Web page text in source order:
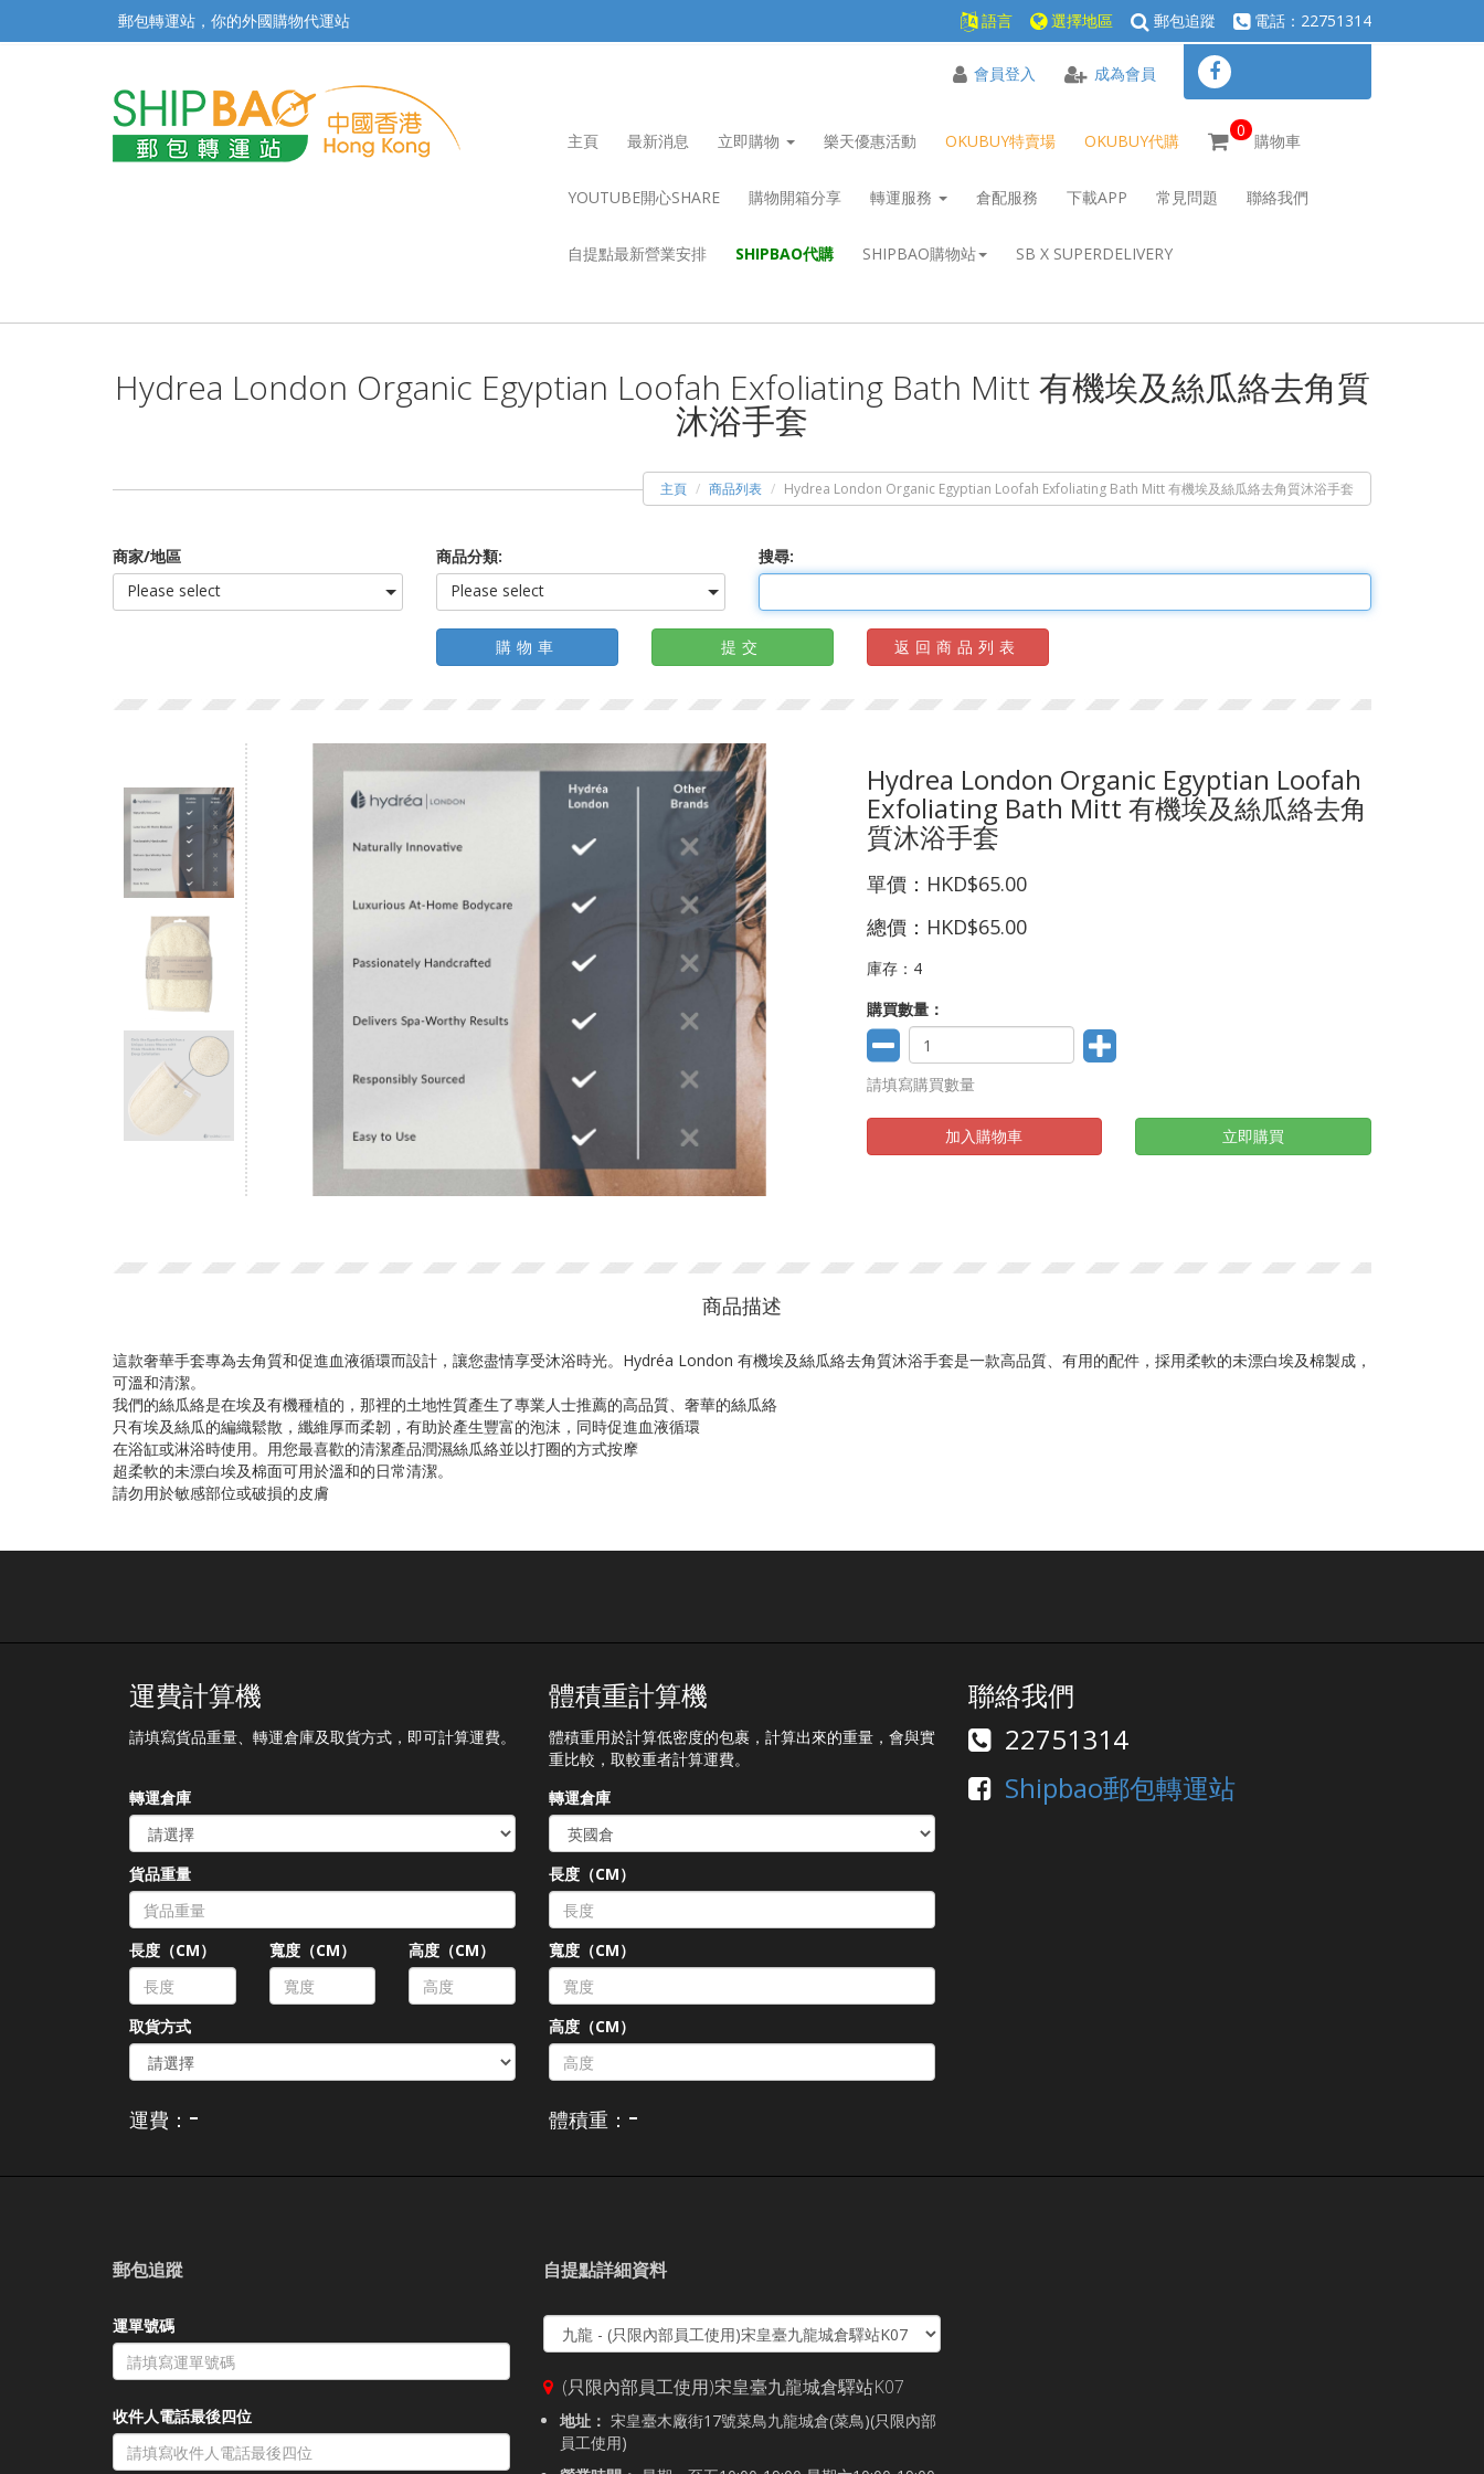
郵包轉運站，你的外國購物代運站 語言 選擇地區 郵包追蹤 電話：22751314
主頁 最新消息 立即購物 樂天優惠活動 OKUBUY特賣場 OKUBUY代購
0
購物車
YOUTUBE開心SHARE 購物開箱分享 轉運服務 倉配服務 下載APP 常見問題 聯絡我們
自提點最新營業安排 SHIPBAO代購 SHIPBAO購物站 SB X SUPERDELIVERY
會員登入 成為會員
Hydrea London Organic Egyptian Loofah Exfoliating Bath Mitt 有機埃及絲瓜絡去角質
沐浴手套
主頁 商品列表 Hydrea London Organic Egyptian Loofah Exfoliating Bath Mitt 有機埃及絲瓜絡去角質沐浴手套
商家/地區
Please select
商品分類:
Please select
搜尋:
購物車 提交 返回商品列表
Hydrea London Organic Egyptian Loofah
Exfoliating Bath Mitt 有機埃及絲瓜絡去角
質沐浴手套
單價： HKD$65.00
總價： HKD$65.00
庫存： 4
購買數量：
請填寫購買數量
加入購物車 立即購買
商品描述
這款奢華手套專為去角質和促進血液循環而設計，讓您盡情享受沐浴時光。Hydréa London 有機埃及絲瓜絡去角質沐浴手套是一款高品質、有用的配件，採用柔軟的未漂白埃及棉製成，
可溫和清潔。
我們的絲瓜絡是在埃及有機種植的，那裡的土地性質產生了專業人士推薦的高品質、奢華的絲瓜絡
只有埃及絲瓜的編織鬆散，纖維厚而柔韌，有助於產生豐富的泡沫，同時促進血液循環
在浴缸或淋浴時使用。用您最喜歡的清潔產品潤濕絲瓜絡並以打圈的方式按摩
超柔軟的未漂白埃及棉面可用於溫和的日常清潔。
請勿用於敏感部位或破損的皮膚
運費計算機
請填寫貨品重量、轉運倉庫及取貨方式，即可計算運費。
轉運倉庫
貨品重量
長度（CM） 寬度（CM） 高度（CM）
取貨方式
運費： -
體積重計算機
體積重用於計算低密度的包裹，計算出來的重量，會與實
重比較，取較重者計算運費。
轉運倉庫
長度（CM）
寬度（CM）
高度（CM）
體積重： -
聯絡我們
22751314
Shipbao郵包轉運站
郵包追蹤
運單號碼
收件人電話最後四位
自提點詳細資料
(只限內部員工使用)宋皇臺九龍城倉驛站K07
地址： 宋皇臺木廠街17號菜鳥九龍城倉(菜鳥)(只限內部
員工使用)